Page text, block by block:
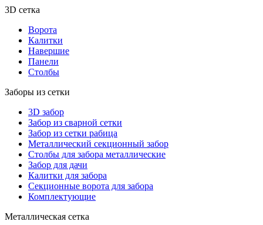
3D сетка
Ворота
Калитки
Навершие
Панели
Столбы
Заборы из сетки
3D забор
Забор из сварной сетки
Забор из сетки рабица
Металлический секционный забор
Столбы для забора металлические
Забор для дачи
Калитки для забора
Секционные ворота для забора
Комплектующие
Металлическая сетка